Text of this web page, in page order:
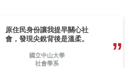
原住民身份讓我提早關心社
會，發現尖銳背後是溫柔。
國立中山大學
社會學系